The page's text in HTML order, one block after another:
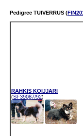
Pedigree TUIVERRUS (
RAHKIS KOIJJARI
(SF39087/92)